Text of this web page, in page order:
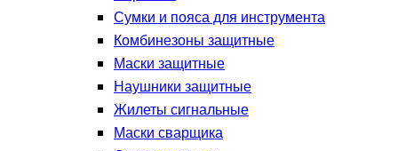
Сумки и пояса для инструмента
Комбинезоны защитные
Маски защитные
Наушники защитные
Жилеты сигнальные
Маски сварщика